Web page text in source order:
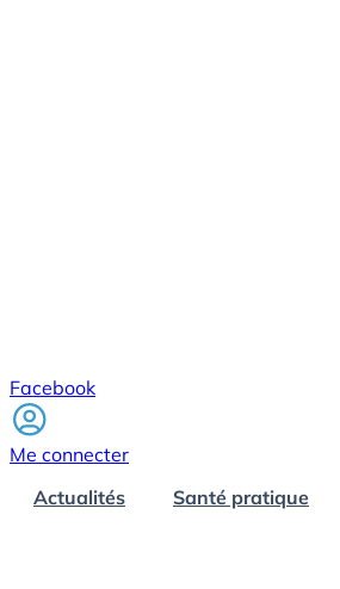
Facebook
Me connecter
Actualités
Santé pratique